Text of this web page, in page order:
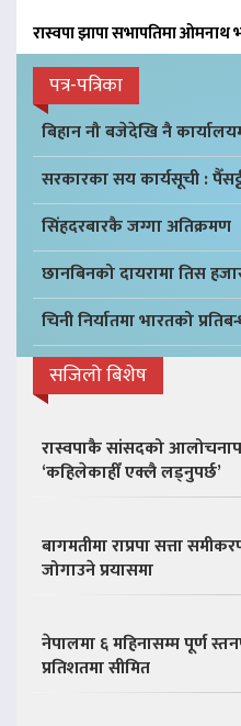
रास्वपा झापा सभापतिमा ओमनाथ
पत्र-पत्रिका
बिहान नौ बजेदेखि नै
सरकारका सय कार्यसूची :
सिंहदरबारकै जग्गा अतिक्रमण
छानबिनको दायरामा तिस
चिनी निर्यातमा भारतको
सजिलो बिशेष
रास्वपाकै सांसदको
‘कहिलेकाहीँ एक्लै लड्नुपर्छ’
बागमतीमा राप्रपा सत्ता
जोगाउने प्रयासमा
नेपालमा ६ महिनासम्म पूर्ण
प्रतिशतमा सीमित